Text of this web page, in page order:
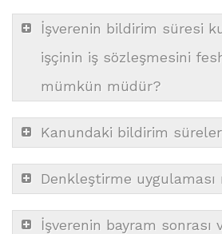
İşverenin bildirim süresi
işçinin iş sözleşmesini
mümkün müdür?
Kanundaki bildirim
Denkleştirme
İşverenin bayram sonrası